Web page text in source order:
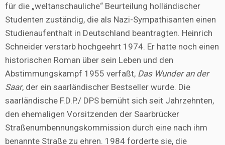
für die „weltanschauliche“ Beurteilung holländischer
Studenten zuständig, die als Nazi-Sympathisanten einen
Studienaufenthalt in Deutschland beantragten. Heinrich
Schneider verstarb hochgeehrt 1974. Er hatte noch einen
historischen Roman über sein Leben und den
Abstimmungskampf 1955 verfaßt, Das Wunder an der
Saar, der ein saarländischer Bestseller wurde. Die
saarländische F.D.P./ DPS bemüht sich seit Jahrzehnten,
den ehemaligen Vorsitzenden der Saarbrücker
Straßenumbennungskommission durch eine nach ihm
benannte Straße zu ehren. 1984 forderte sie, die